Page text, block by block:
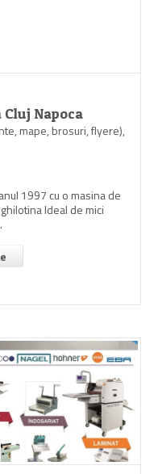
Napoca
mape, brosuri, flyere),
1997 cu o masina de
Ideal de mici